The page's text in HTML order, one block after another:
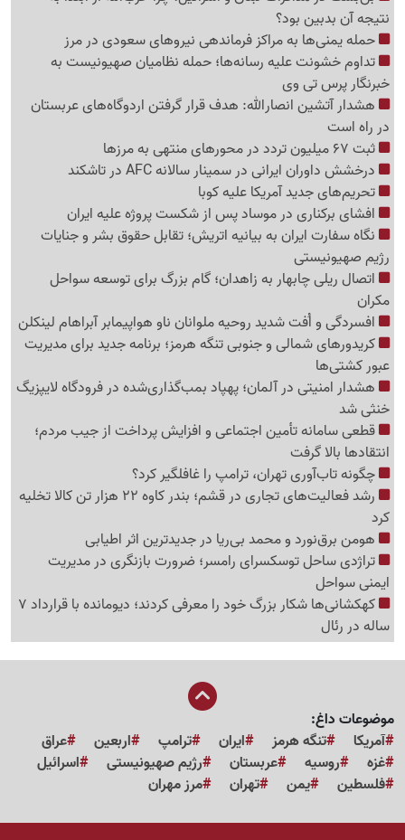
نتیجه آن بدبین بود؟
حمله یمنی‌ها به مراکز فرماندهی نیروهای سعودی در مرز
تداوم خشونت علیه رسانه‌ها؛ حمله نظامیان صهیونیست به
خبرنگار پرس تی وی
هشدار آتشین انصارالله: هدف قرار گرفتن اردوگاه‌های عربستان
در راه است
ثبت 67 میلیون تردد در محورهای منتهی به مرزها
درخشش داوران ایرانی در سمینار سالانه AFC در تاشکند
تحریم‌های جدید آمریکا علیه کوبا
افشای برکناری در موساد پس از شکست پروژه علیه ایران
نگاه سفارت ایران به بیانیه اتریش؛ تقابل حقوق بشر و جنایات
رژیم صهیونیستی
اتصال ریلی چابهار به زاهدان؛ گام بزرگ برای توسعه سواحل
مکران
افسردگی و اُفت شدید روحیه ملوانان ناو هواپیمابر آبراهام لینکلن
کریدورهای شمالی و جنوبی تنگه هرمز؛ برنامه جدید برای مدیریت
عبور کشتی‌ها
هشدار امنیتی در آلمان؛ پهپاد بمب‌گذاری‌شده در فرودگاه لایپزیگ
خنثی شد
قطعی سامانه تأمین اجتماعی و افزایش پرداخت از جیب مردم؛
انتقادها بالا گرفت
چگونه تاب‌آوری تهران، ترامپ را غافلگیر کرد؟
رشد فعالیت‌های تجاری در قشم؛ بندر کاوه 22 هزار تن کالا تخلیه
کرد
هومن برق‌نورد و محمد بی‌ریا در جدیدترین اثر اطیابی
تراژدی ساحل توسکسرای رامسر؛ ضرورت بازنگری در مدیریت
ایمنی سواحل
کهکشانی‌ها شکار بزرگ خود را معرفی کردند؛ دیومانده با قرارداد 7
ساله در رئال
موضوعات داغ:
آمریکا
تنگه هرمز ایران ترامپ اربعین
عراق
غزه
روسیه عربستان رژیم صهیونیستی
اسرائیل
فلسطین
یمن تهران مرز مهران